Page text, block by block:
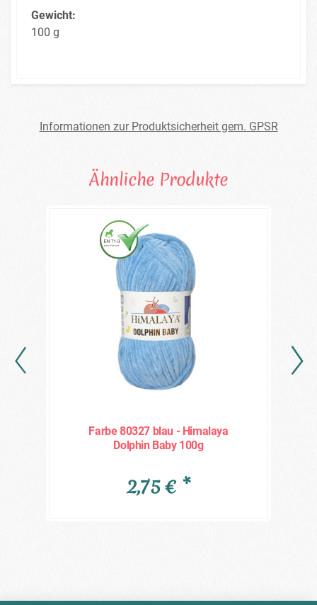
Gewicht:
100 g
Informationen zur Produktsicherheit gem. GPSR
Ähnliche Produkte
Farbe 80327 blau - Himalaya
Dolphin Baby 100g
2,75 € *